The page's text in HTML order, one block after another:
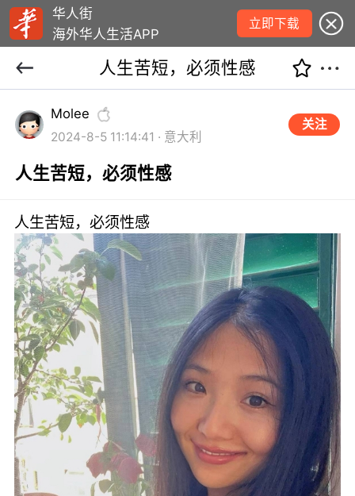
华人街
海外华人生活APP
立即下载
人生苦短，必须性感
Molee
2024-8-5 11:14:41 · 意大利
关注
人生苦短，必须性感
人生苦短，必须性感